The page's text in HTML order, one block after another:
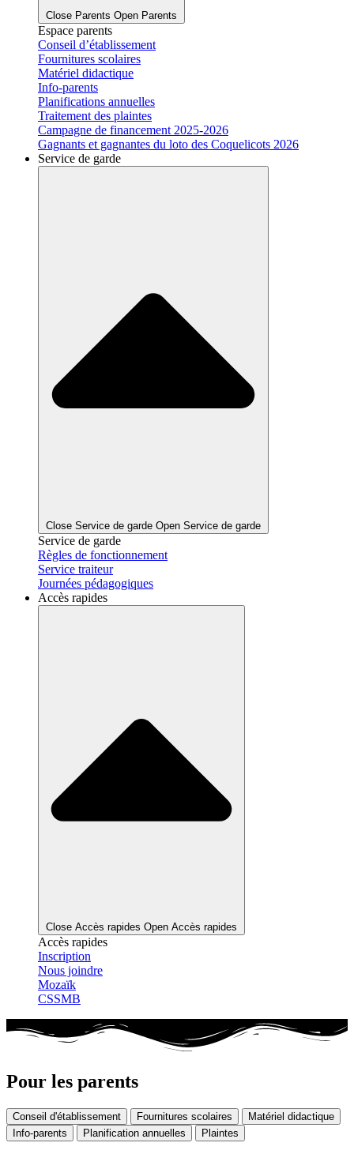
Close Parents Open Parents
Espace parents
Conseil d’établissement
Fournitures scolaires
Matériel didactique
Info-parents
Planifications annuelles
Traitement des plaintes
Campagne de financement 2025-2026
Gagnants et gagnantes du loto des Coquelicots 2026
Service de garde
Close Service de garde Open Service de garde
Service de garde
Règles de fonctionnement
Service traiteur
Journées pédagogiques
Accès rapides
Close Accès rapides Open Accès rapides
Accès rapides
Inscription
Nous joindre
Mozaïk
CSSMB
Pour les parents
Conseil d'établissement Fournitures scolaires
Matériel didactique
Info-parents
Planification annuelles Plaintes